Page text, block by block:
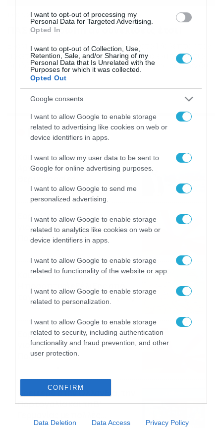
I want to opt-out of processing my
Personal Data for Targeted Advertising.
Opted In
I want to opt-out of Collection, Use,
Retention, Sale, and/or Sharing of my
Personal Data that Is Unrelated with the
Purposes for which it was collected.
Opted Out
Google consents
I want to allow Google to enable storage
related to advertising like cookies on web or
device identifiers in apps.
I want to allow my user data to be sent to
Google for online advertising purposes.
I want to allow Google to send me
personalized advertising.
I want to allow Google to enable storage
related to analytics like cookies on web or
device identifiers in apps.
I want to allow Google to enable storage
related to functionality of the website or app.
I want to allow Google to enable storage
related to personalization.
I want to allow Google to enable storage
related to security, including authentication
functionality and fraud prevention, and other
user protection.
CONFIRM
Data Deletion Data Access Privacy Policy
10/02/2013 19:29
ΠΑΣ και Ευρώπη αν συνεχίσεις έτσι!
Ενα γκολ που πέτυχε ο Μπράνα Ιλιτς στο 17ο λεπτό ήταν
αρκετό για να χαρίσει στον ΠΑΣ Γιάννινα ένα τεράστιο
διπλό, πρώτο στην ιστορία των αναμετρήσεων των δύο
ομάδων στην Αθήνα. Η ανόητη αντίδραση του
Καμπάνταη, ο οποίος χτύπησε στο 13ο λεπτό τον
Τζημόπουλο και αποβλήθηκε, έδρασε υπέρ του ΠΑΣ που
στο 17ο πήρε προβάδισμα […]
Ροή Ειδήσεων
Καιρός: Νέα ενημέρωση Σάκη
Αρναούτογλου για τις
09/08/2026 10:52
Εορτολόγιο 9-8: Ποιοι
γιορτάζουν σήμερα; Χρόνια
Πολλά
Καιρός Δεκαπενταύγουστο:
Η προοπτική εξέλιξης από
τον Σάκη Αρναούτογλου (vid)
Εορτολόγιο 8-8: Ποιοι
γιορτάζουν σήμερα; Χρόνια
Πολλά
Πρεμιέρα στην Ολλανδία, την
Πορτογαλία και τη Β’